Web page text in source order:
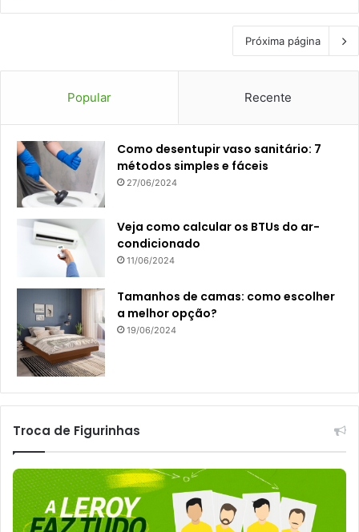
Próxima página
Popular Recente
Como desentupir vaso sanitário: 7
métodos simples e fáceis
27/06/2024
Veja como calcular os BTUs do ar-
condicionado
11/06/2024
Tamanhos de camas: como escolher
a melhor opção?
19/06/2024
Troca de Figurinhas